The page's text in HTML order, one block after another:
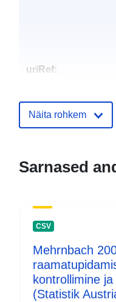
uriRef:
Näita rohkem
Sarnased
CSV
Mehrnbach
kontrollimine
(Statistik